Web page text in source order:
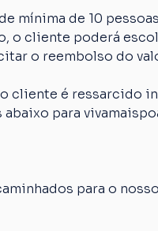
mínima de 10
o cliente poderá
o reembolso do
cliente é ressarcido
para
para o